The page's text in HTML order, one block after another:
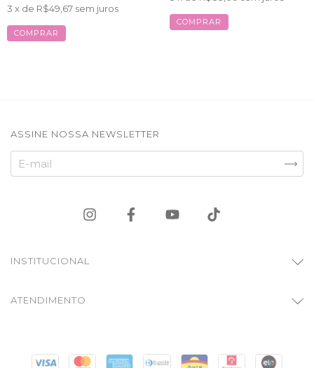
3 x de R$49,67 sem juros
COMPRAR
COMPRAR
ASSINE NOSSA NEWSLETTER
INSTITUCIONAL
ATENDIMENTO